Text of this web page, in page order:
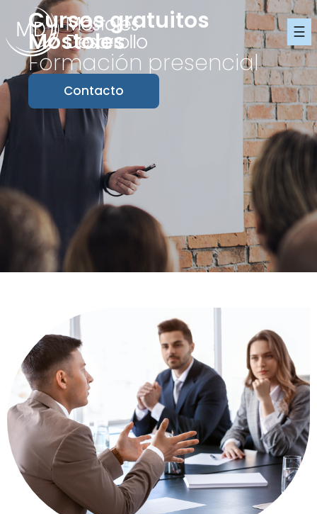
☰
Cursos gratuitos
Móstoles
Formación presencial
Contacto